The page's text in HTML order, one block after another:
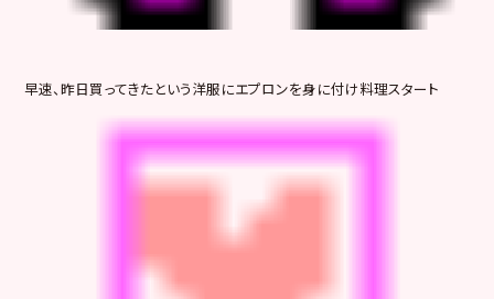
早速、昨日買ってきたという洋服にエプロンを身に付け料理スタート